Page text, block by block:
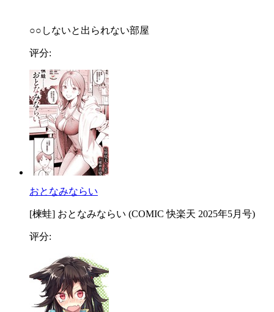
○○しないと出られない部屋
评分:
おとなみならい
[楝蛙] おとなみならい (COMIC 快楽天 2025年5月号)
评分: